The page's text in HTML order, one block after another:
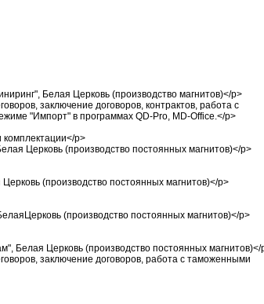
Белая Церковь (производство магнитов)</p>
заключение договоров, контрактов, работа с
"Импорт" в программах QD-Pro, MD-Office.</p>
комплектации</p>
Церковь (производство постоянных магнитов)</p>
(производство постоянных магнитов)</p>
(производство постоянных магнитов)</p>
Белая Церковь (производство постоянных магнитов)</
заключение договоров, работа с таможенными